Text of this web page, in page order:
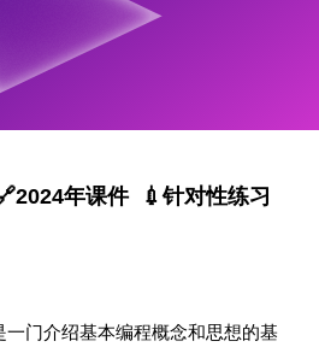
2024年课件 针对性练习
一门介绍基本编程概念和思想的基